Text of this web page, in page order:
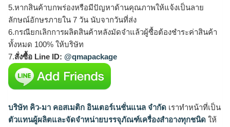
5.หากสินค้าบกพร่องหรือมีปัญหาด้านคุณภาพให้แจ้งเป็นลาย
ลักษณ์อักษรภายใน 7 วัน นับจากวันที่ส่ง
6.กรณียกเลิกการผลิตสินค้าหลังมัดจำแล้วผู้ซื้อต้องชำระค่าสินค้า
ทั้งหมด 100% ให้บริษัท
7.สั่งซื้อ Line ID: @qmapackage
บริษัท คิว-มา คอสเมติก อินเตอร์เนชั่นแนล จำกัด เราทำหน้าที่เป็น
ตัวแทนผู้ผลิตและจัดจำหน่ายบรรจุภัณฑ์เครื่องสำอางทุกชนิด ให้